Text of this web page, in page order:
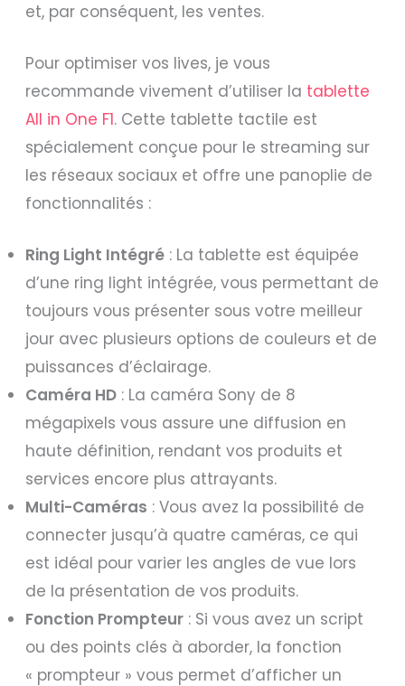
et, par conséquent, les ventes.
Pour optimiser vos lives, je vous
recommande vivement d’utiliser la tablette
All in One F1. Cette tablette tactile est
spécialement conçue pour le streaming sur
les réseaux sociaux et offre une panoplie de
fonctionnalités :
Ring Light Intégré : La tablette est équipée
d’une ring light intégrée, vous permettant de
toujours vous présenter sous votre meilleur
jour avec plusieurs options de couleurs et de
puissances d’éclairage.
Caméra HD : La caméra Sony de 8
mégapixels vous assure une diffusion en
haute définition, rendant vos produits et
services encore plus attrayants.
Multi-Caméras : Vous avez la possibilité de
connecter jusqu’à quatre caméras, ce qui
est idéal pour varier les angles de vue lors
de la présentation de vos produits.
Fonction Prompteur : Si vous avez un script
ou des points clés à aborder, la fonction
« prompteur » vous permet d’afficher un